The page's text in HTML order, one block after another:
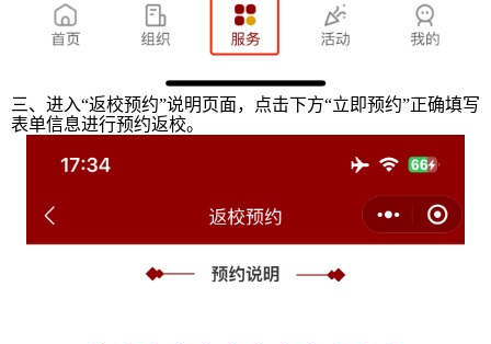
三、进入“返校预约”说明页面，点击下方“立即预约”正确填写
表单信息进行预约返校。